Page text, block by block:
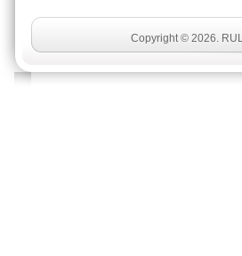
Copyright © 2026.